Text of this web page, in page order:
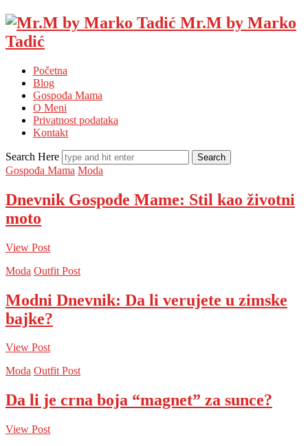
Mr.M by Marko
Tadić
Početna
Blog
Gospođa Mama
O Meni
Privatnost podataka
Kontakt
Search Here
Gospođa Mama Moda
Dnevnik Gospođe Mame: Stil kao životni
moto
View Post
Moda Outfit Post
Modni Dnevnik: Da li verujete u zimske
bajke?
View Post
Moda Outfit Post
Da li je crna boja “magnet” za sunce?
View Post